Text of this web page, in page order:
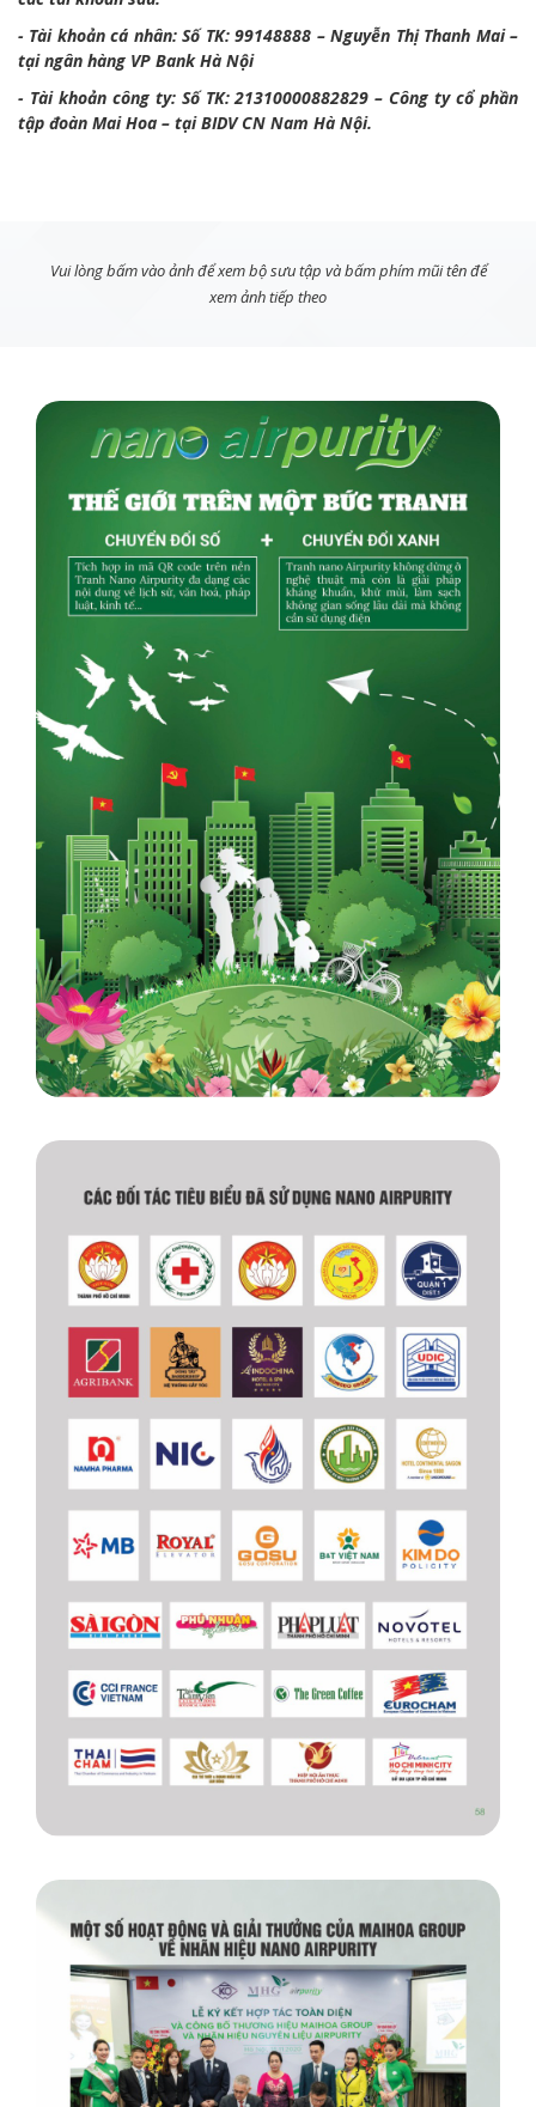
- Tài khoản cá nhân: Số TK: 99148888 – Nguyễn Thị Thanh Mai –
tại ngân hàng VP Bank Hà Nội
- Tài khoản công ty: Số TK: 21310000882829 – Công ty cổ phần
tập đoàn Mai Hoa – tại BIDV CN Nam Hà Nội.
Vui lòng bấm vào ảnh để xem bộ sưu tập và bấm phím mũi tên để
xem ảnh tiếp theo